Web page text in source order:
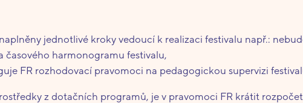
jednotlivé kroky vedoucí k realizaci festivalu např.:
časového harmonogramu festivalu,
FR rozhodovací pravomoci na pedagogickou supervizi
z dotačních programů, je v pravomoci FR krátit